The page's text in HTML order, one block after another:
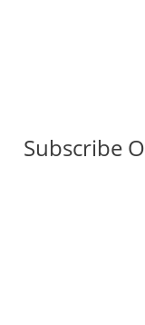
Subscribe